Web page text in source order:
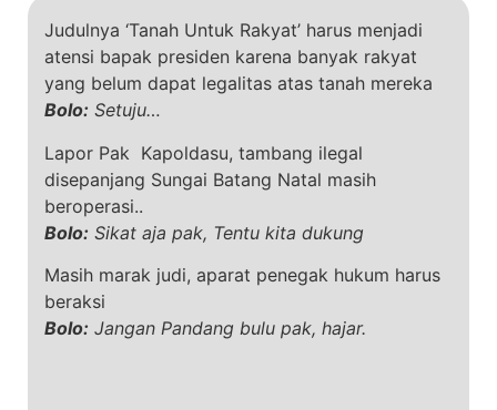
Judulnya ‘Tanah Untuk Rakyat’ harus menjadi
atensi bapak presiden karena banyak rakyat
yang belum dapat legalitas atas tanah mereka
Bolo: Setuju…
Lapor Pak Kapoldasu, tambang ilegal
disepanjang Sungai Batang Natal masih
beroperasi..
Bolo: Sikat aja pak, Tentu kita dukung
Masih marak judi, aparat penegak hukum harus
beraksi
Bolo: Jangan Pandang bulu pak, hajar.